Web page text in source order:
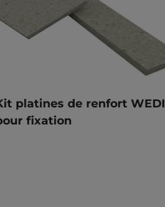
platines de renfort WEDI
fixation